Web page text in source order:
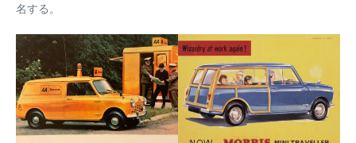
名する。